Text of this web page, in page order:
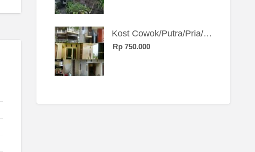
Kost Cowok/Putra/Pria/Mahasiswa/Karyawan SIngle eksklusif bangunan baru
Rp 750.000